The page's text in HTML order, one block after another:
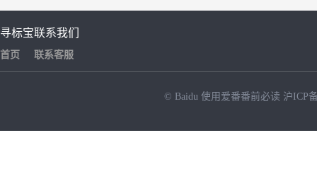
寻标宝
首页
联系我们
联系客服
© Baidu 使用爱番番前必读 沪ICP